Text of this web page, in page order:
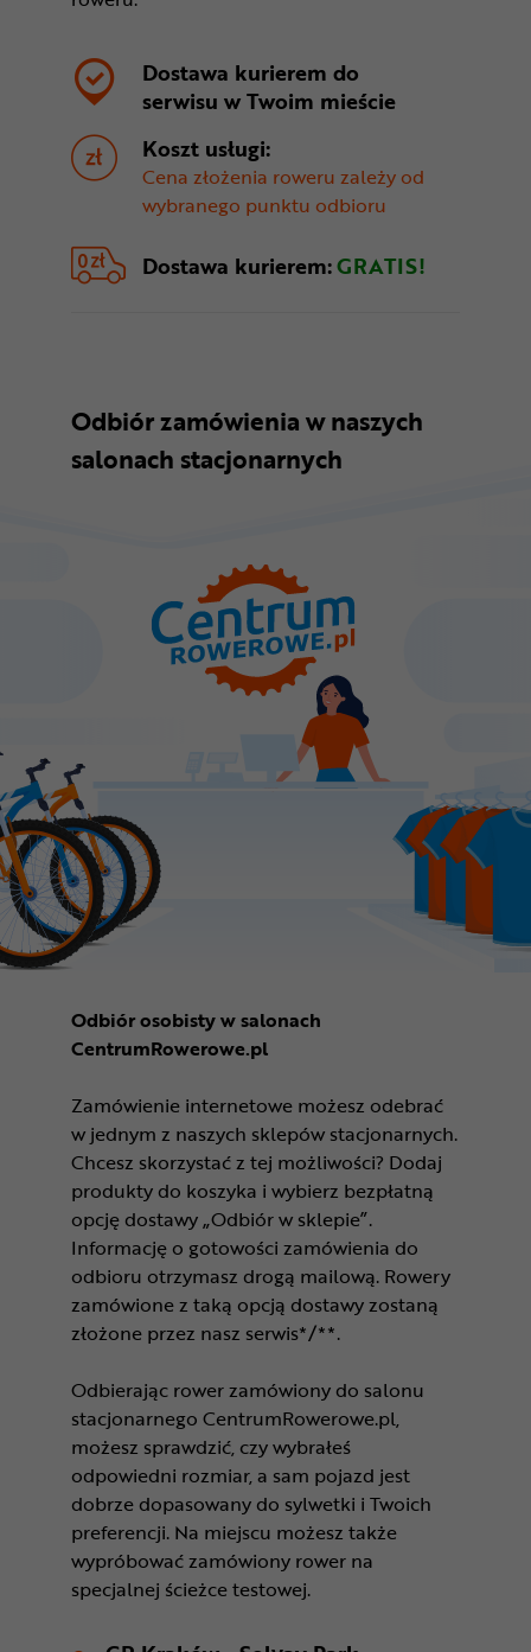
Dostawa kurierem do
serwisu wTwoim mieście
Koszt usługi:
Cena złożenia roweru zależy od
wybranego punktu odbioru
Dostawa kurierem:GRATIS!
Odbiór zamówienia w naszych
salonach stacjonarnych
Odbiór osobisty w salonach
CentrumRowerowe.pl
Zamówienie internetowe możesz odebrać
w jednym z naszych sklepów stacjonarnych.
Chcesz skorzystać z tej możliwości? Dodaj
produkty do koszyka i wybierz bezpłatną
opcję dostawy „Odbiór w sklepie”.
Informację o gotowości zamówienia do
odbioru otrzymasz drogą mailową. Rowery
zamówione z taką opcją dostawy zostaną
złożone przez nasz serwis*/**.
Odbierając rower zamówiony do salonu
stacjonarnego CentrumRowerowe.pl,
możesz sprawdzić, czy wybrałeś
odpowiedni rozmiar, a sam pojazd jest
dobrze dopasowany do sylwetki i Twoich
preferencji. Na miejscu możesz także
wypróbować zamówiony rower na
specjalnej ścieżce testowej.